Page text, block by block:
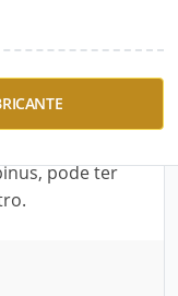
Marchetti é
cordoalhas,
pode ter